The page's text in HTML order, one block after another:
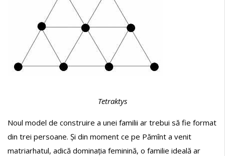
Tetraktys
Noul model de construire a unei familii ar trebui să fie format
din trei persoane. Și din moment ce pe Pămînt a venit
matriarhatul, adică dominația feminină, o familie ideală ar